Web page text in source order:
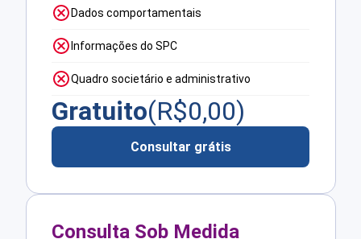
Dados comportamentais
Informações do SPC
Quadro societário e administrativo
Gratuito(R$0,00)
Consultar grátis
Consulta Sob Medida